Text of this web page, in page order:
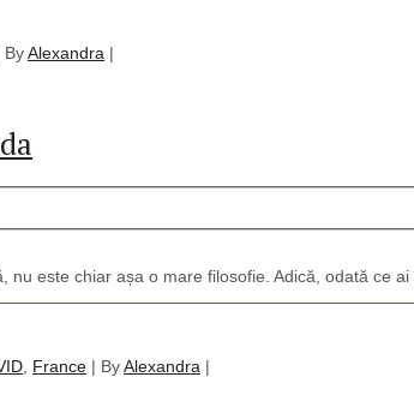
ByAlexandra |
este chiar așa o mare filosofie. Adică, odată ce ai
France | ByAlexandra |